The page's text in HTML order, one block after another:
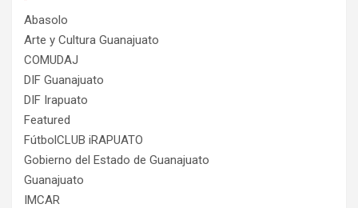
Abasolo
Arte y Cultura Guanajuato
COMUDAJ
DIF Guanajuato
DIF Irapuato
Featured
FútbolCLUB iRAPUATO
Gobierno del Estado de Guanajuato
Guanajuato
IMCAR